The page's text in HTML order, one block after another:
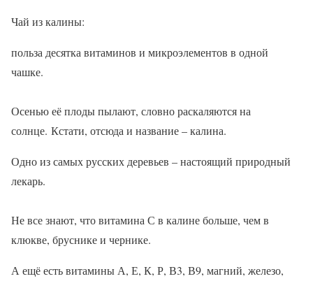
Чай из калины:
польза десятка витаминов и микроэлементов в одной
чашке.
Осенью её плоды пылают, словно раскаляются на
солнце. Кстати, отсюда и название – калина.
Одно из самых русских деревьев – настоящий природный
лекарь.
Не все знают, что витамина С в калине больше, чем в
клюкве, бруснике и чернике.
А ещё есть витамины А, Е, К, Р, В3, В9, магний, железо,